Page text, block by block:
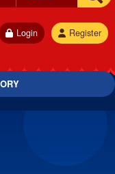
Register
Login